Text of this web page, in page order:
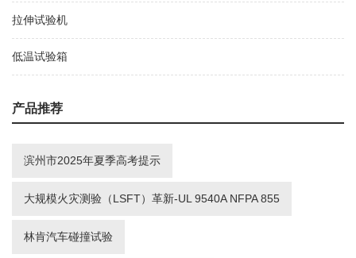
拉伸试验机
低温试验箱
产品推荐
滨州市2025年夏季高考提示
大规模火灾测验（LSFT）革新-UL 9540A NFPA 855
林肯汽车碰撞试验